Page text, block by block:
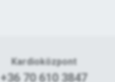
Kardioközpont
+36 70 610 3847